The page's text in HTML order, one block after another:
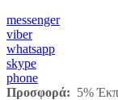
messenger
viber
whatsapp
skype
phone
Προσφορά: 5%